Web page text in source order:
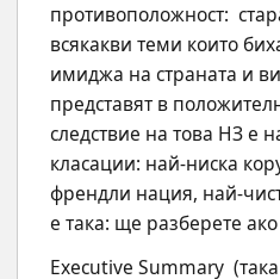
противоположност:
всякакви теми които
имиджа на страната и
представят в
следствие на това НЗ е
класации: най-ниска
френдли нация, най-
е така: ще разберете
Executive Summary